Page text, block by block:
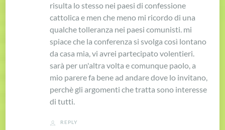
risulta lo stesso nei paesi di confessione
cattolica e men che meno mi ricordo di una
qualche tolleranza nei paesi comunisti. mi
spiace che la conferenza si svolga così lontano
da casa mia, vi avrei partecipato volentieri.
sarà per un'altra volta e comunque paolo, a
mio parere fa bene ad andare dove lo invitano,
perchè gli argomenti che tratta sono interesse
di tutti.
REPLY